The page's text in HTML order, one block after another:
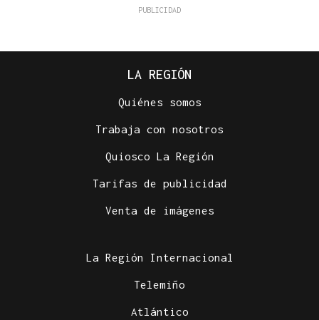
LA REGIÓN
Quiénes somos
Trabaja con nosotros
Quiosco La Región
Tarifas de publicidad
Venta de imágenes
La Región Internacional
Telemiño
Atlántico